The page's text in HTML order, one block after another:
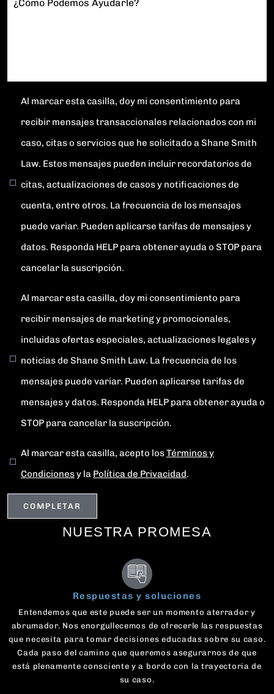
¿Cómo Podemos Ayudarle?
Al marcar esta casilla, doy mi consentimiento para
recibir mensajes transaccionales relacionados con mi
caso, citas o servicios que he solicitado a Shane Smith
Law. Estos mensajes pueden incluir recordatorios de
citas, actualizaciones de casos y notificaciones de
cuenta, entre otros. La frecuencia de los mensajes
puede variar. Pueden aplicarse tarifas de mensajes y
datos. Responda HELP para obtener ayuda o STOP para
cancelar la suscripción.
Al marcar esta casilla, doy mi consentimiento para
recibir mensajes de marketing y promocionales,
incluidas ofertas especiales, actualizaciones legales y
noticias de Shane Smith Law. La frecuencia de los
mensajes puede variar. Pueden aplicarse tarifas de
mensajes y datos. Responda HELP para obtener ayuda o
STOP para cancelar la suscripción.
Al marcar esta casilla, acepto losTérminos y
Condicionesy la Política de Privacidad.
NUESTRA PROMESA
Respuestas y soluciones
Entendemos que este puede ser un momento aterrador y
abrumador. Nos enorgullecemos de ofrecerle las respuestas
que necesita para tomar decisiones educadas sobre su caso.
Cada paso del camino que queremos asegurarnos de que
está plenamente consciente y a bordo con la trayectoria de
su caso.